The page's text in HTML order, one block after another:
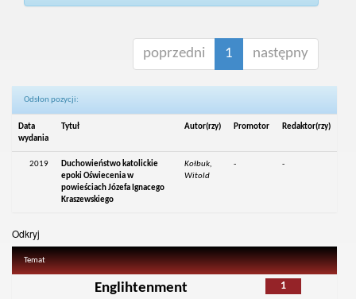
poprzedni 1 następny
Odsłon pozycji:
Data
wydania
Tytuł Autor(rzy) Promotor Redaktor(rzy)
2019
Duchowieństwo katolickie
epoki Oświecenia w
powieściach Józefa Ignacego
Kraszewskiego
Kołbuk,
Witold
- -
Odkryj
Temat
1
Englihtenment